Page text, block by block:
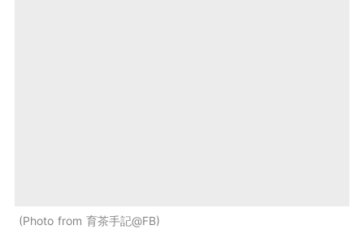
Photo from 育茶手記@FB